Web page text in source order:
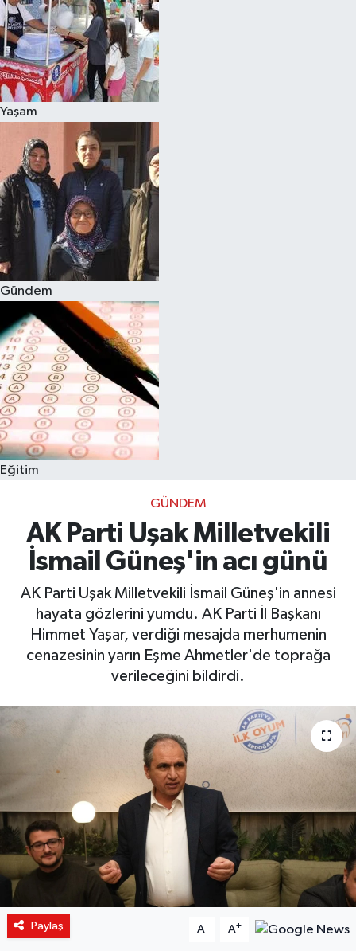
Yaşam
Gündem
Eğitim
GÜNDEM
AK Parti Uşak Milletvekili
İsmail Güneş'in acı günü
AK Parti Uşak Milletvekili İsmail Güneş'in annesi
hayata gözlerini yumdu. AK Parti İl Başkanı
Himmet Yaşar, verdiği mesajda merhumenin
cenazesinin yarın Eşme Ahmetler'de toprağa
verileceğini bildirdi.
Paylaş A- A+